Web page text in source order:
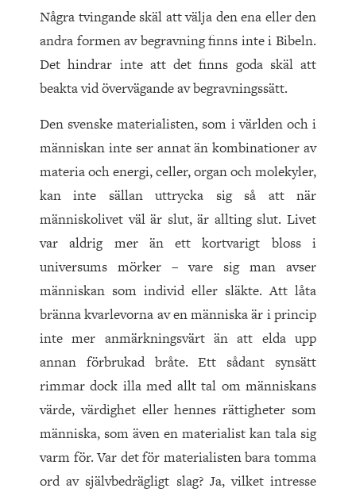
Några tvingande skäl att välja den ena eller den
andra formen av begravning finns inte i Bibeln.
Det hindrar inte att det finns goda skäl att
beakta vid övervägande av begravningssätt.
Den svenske materialisten, som i världen och i
människan inte ser annat än kombinationer av
materia och energi, celler, organ och molekyler,
kan inte sällan uttrycka sig så att när
människolivet väl är slut, är allting slut. Livet
var aldrig mer än ett kortvarigt bloss i
universums mörker – vare sig man avser
människan som individ eller släkte. Att låta
bränna kvarlevorna av en människa är i princip
inte mer anmärkningsvärt än att elda upp
annan förbrukad bråte. Ett sådant synsätt
rimmar dock illa med allt tal om människans
värde, värdighet eller hennes rättigheter som
människa, som även en materialist kan tala sig
varm för. Var det för materialisten bara tomma
ord av självbedrägligt slag? Ja, vilket intresse